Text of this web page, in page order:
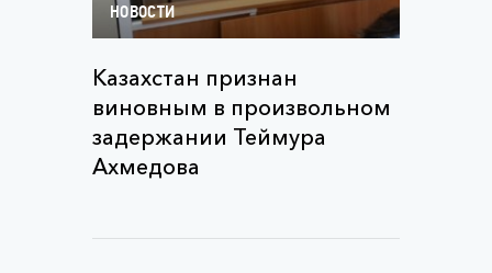
НОВОСТИ
Казахстан признан
виновным в произвольном
задержании Теймура
Ахмедова